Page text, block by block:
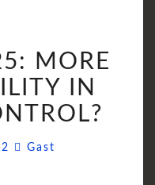
MORE
IN
Gast